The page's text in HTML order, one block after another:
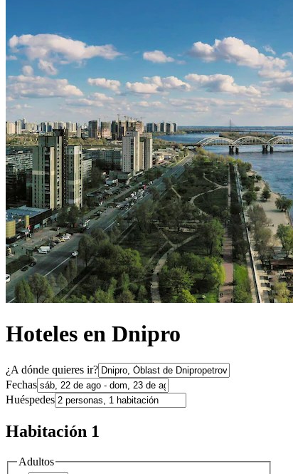
Hoteles en Dnipro
¿A dónde quieres ir?
Fechas
Huéspedes
Habitación 1
Adultos